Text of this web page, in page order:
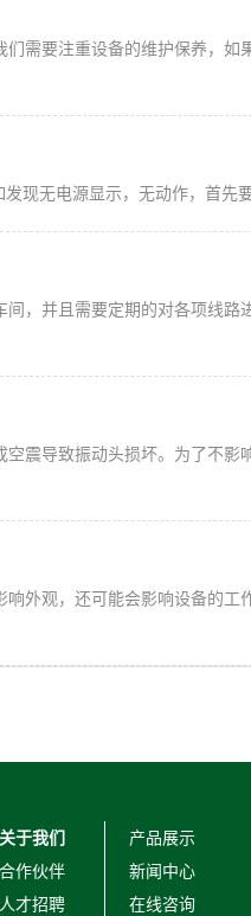
需要注重设备的维护保养，如
现无电源显示，无动作，首先
，并且需要定期的对各项线路
震导致振动头损坏。为了不影
外观，还可能会影响设备的工
关于我们
产品展示
合作伙伴
新闻中心
人才招聘
在线咨询